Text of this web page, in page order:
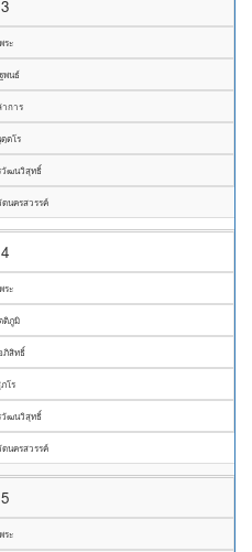
3
พระ
พนธ์
าการ
ตโร
วัฒนวิสุทธิ์
นครสวรรค์
4
พระ
ติภูมิ
ภิสิทธิ์
โร
วัฒนวิสุทธิ์
นครสวรรค์
5
พระ